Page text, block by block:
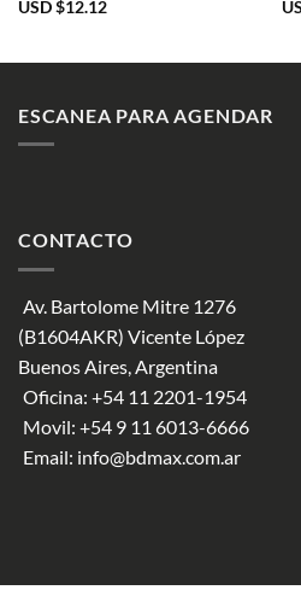
USD $12.12
ESCANEA PARA AGENDAR
CONTACTO
Av. Bartolome Mitre 1276
(B1604AKR) Vicente López
Buenos Aires, Argentina
Oficina: +54 11 2201-1954
Movil: +54 9 11 6013-6666
Email: info@bdmax.com.ar